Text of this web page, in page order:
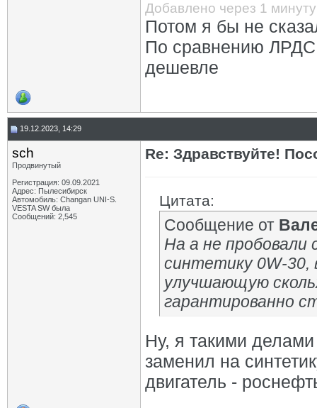
Добавлено через 1 минуту
Потом я бы не
По сравнению ЛРДС
дешевле
19.12.2023, 14:29
sch
Продвинутый
Регистрация: 09.09.2021
Адрес: Пылесибирск
Автомобиль: Changan UNI-S.
VESTA SW была
Сообщений: 2,545
Re: Здравствуйте!
Цитата:
Сообщение от
На а не
синтетику 0W-30,
улучшающую
гарантированно
Ну, я такими
заменил на
двигатель -